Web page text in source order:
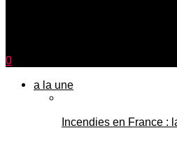
0
a la une
Incendies en France :